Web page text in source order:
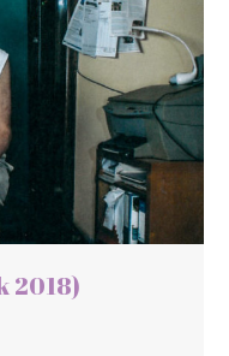
2018)